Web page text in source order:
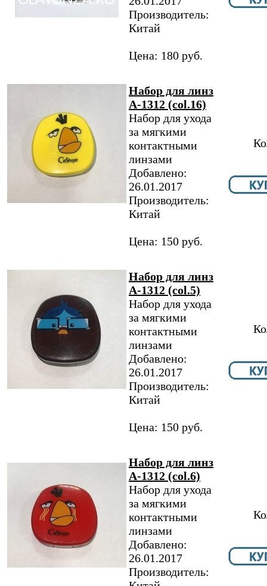
Производитель:
Китай
Цена: 180 руб.
Набор для линз
A-1312 (col.16)
Набор для ухода
за мягкими
контактными
линзами
Добавлено:
26.01.2017
Производитель:
Китай
Цена: 150 руб.
Набор для линз
A-1312 (col.5)
Набор для ухода
за мягкими
контактными
линзами
Добавлено:
26.01.2017
Производитель:
Китай
Цена: 150 руб.
Набор для линз
A-1312 (col.6)
Набор для ухода
за мягкими
контактными
линзами
Добавлено:
26.01.2017
Производитель: